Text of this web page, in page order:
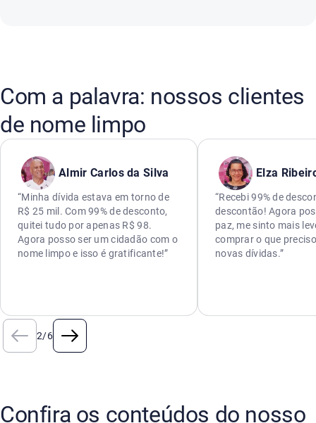
Com a palavra: nossos clientes
de nome limpo
Almir Carlos da Silva
“Minha dívida estava em torno de
R$ 25 mil. Com 99% de desconto,
quitei tudo por apenas R$ 98.
Agora posso ser um cidadão com o
nome limpo e isso é gratificante!”
Elza
“Recebi 99% de
descontão! Agora
paz, me sinto mais
comprar o que
novas dívidas.”
2/6
Confira os conteúdos do nosso